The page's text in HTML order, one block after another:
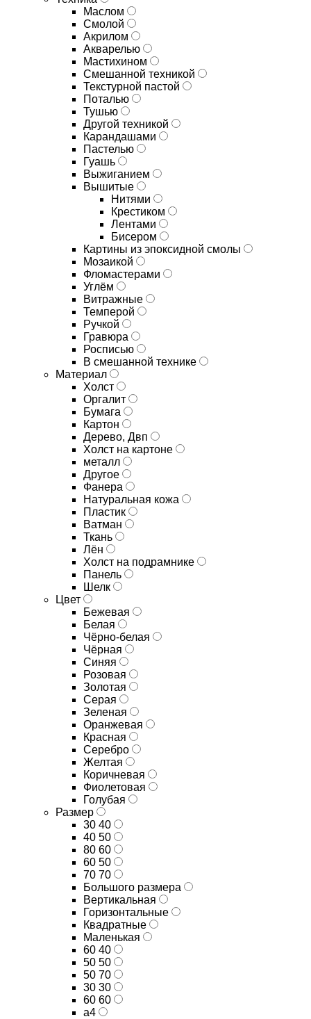
Маслом
Смолой
Акрилом
Акварелью
Мастихином
Смешанной техникой
Текстурной пастой
Поталью
Тушью
Другой техникой
Карандашами
Пастелью
Гуашь
Выжиганием
Вышитые
Нитями
Крестиком
Лентами
Бисером
Картины из эпоксидной смолы
Мозаикой
Фломастерами
Углём
Витражные
Темперой
Ручкой
Гравюра
Росписью
В смешанной технике
Материал
Холст
Оргалит
Бумага
Картон
Дерево, Двп
Холст на картоне
металл
Другое
Фанера
Натуральная кожа
Пластик
Ватман
Ткань
Лён
Холст на подрамнике
Панель
Шелк
Цвет
Бежевая
Белая
Чёрно-белая
Чёрная
Синяя
Розовая
Золотая
Серая
Зеленая
Оранжевая
Красная
Серебро
Желтая
Коричневая
Фиолетовая
Голубая
Размер
30 40
40 50
80 60
60 50
70 70
Большого размера
Вертикальная
Горизонтальные
Квадратные
Маленькая
60 40
50 50
50 70
30 30
60 60
а4